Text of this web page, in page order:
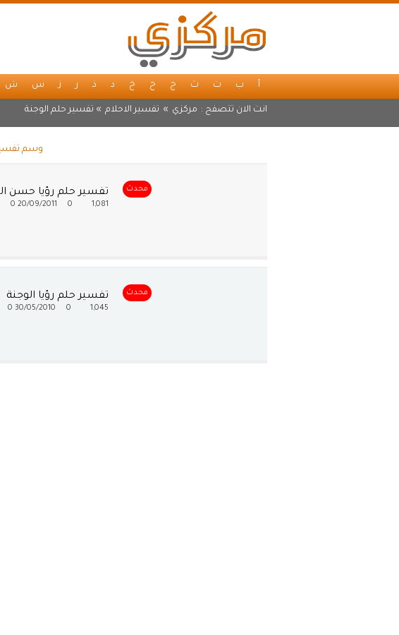
أ ب ت ث ج ح خ د ذ ر ز س ش
انت الان تتصفح : مركزي » تفسير الاحلام » تفسير حلم الوجنة
وسم
محدث تفسير حلم رؤيا حسن
1,081
20/09/2011
0
محدث تفسير حلم رؤيا الوجنة
1,045
30/05/2010
0